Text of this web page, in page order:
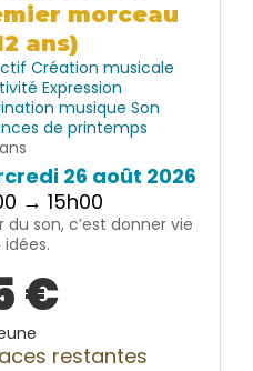
morceau
ans)
Création musicale
Expression
musique Son
de printemps
26 août 2026
→ 15h00
du son, c’est donner vie
idées.
€
restantes